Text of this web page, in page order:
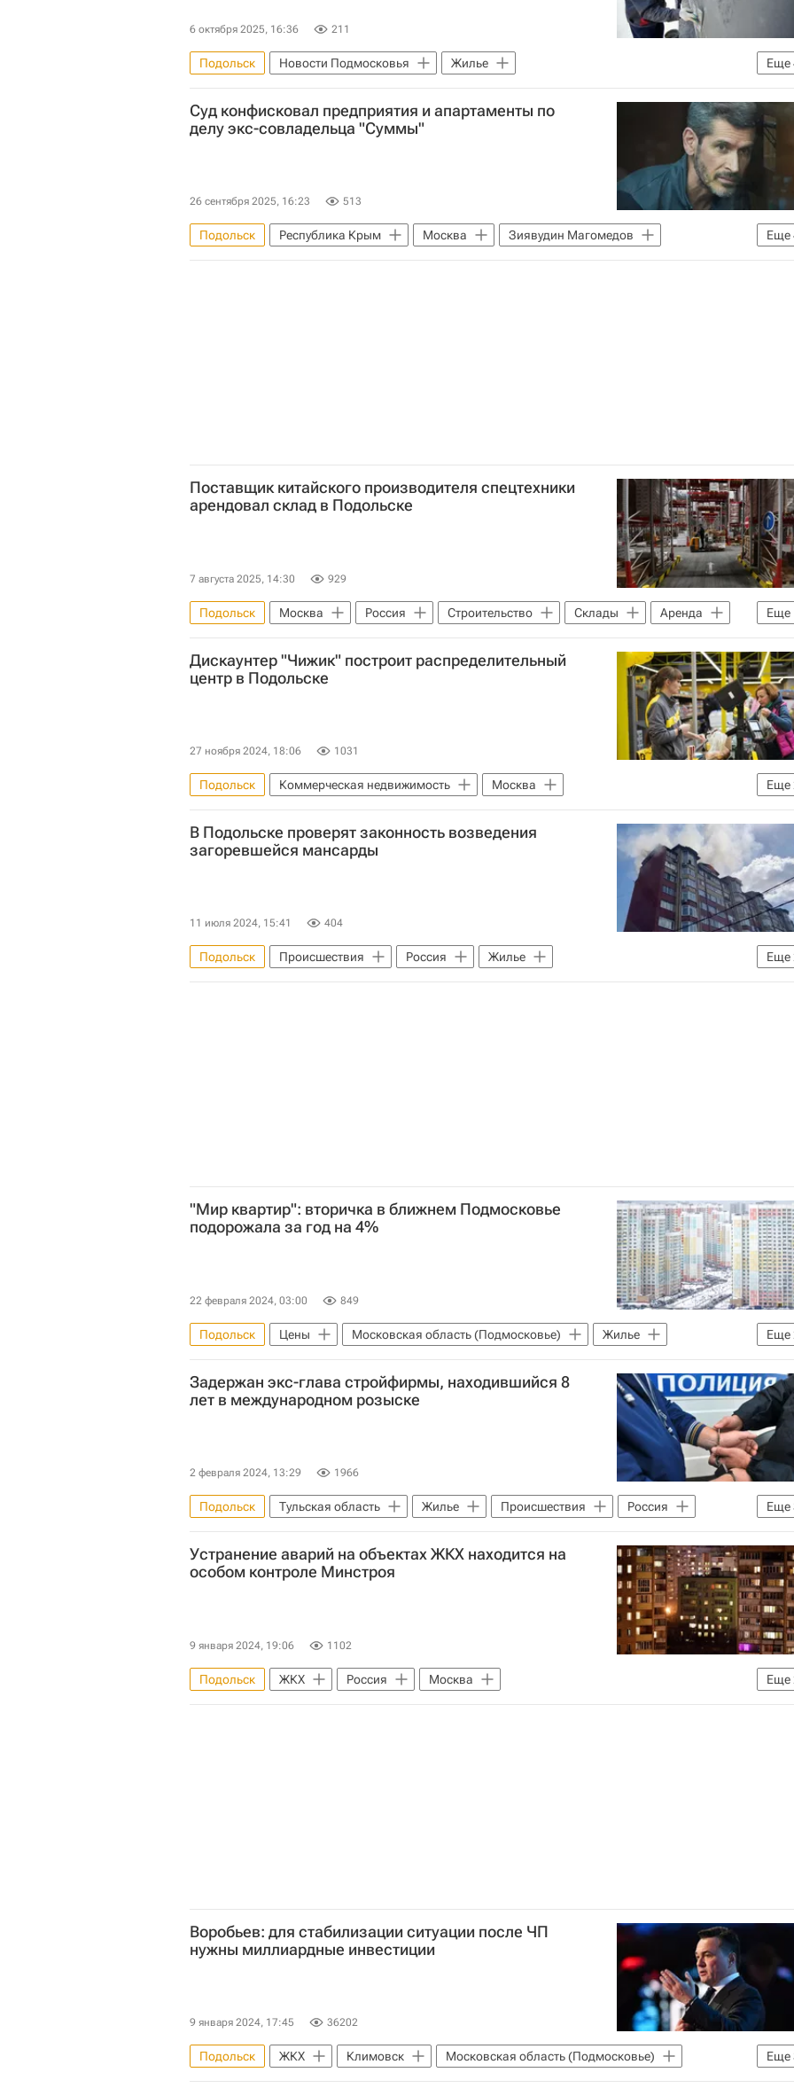
6 октября 2025, 16:36 211
Еще
Подольск Новости Подмосковья
Жилье
Московская область (Подмосковье)
Пушкин
Андрей Воробьев
Капремонт
Суд конфисковал предприятия и апартаменты по
делу экс-совладельца "Суммы"
26 сентября 2025, 16:23 513
Еще
Подольск Республика Крым Москва
Зиявудин Магомедов
Московский городской суд
Сумма Forbes Криминал
Поставщик китайского производителя спецтехники
арендовал склад в Подольске
7 августа 2025, 14:30 929
Еще
Подольск Москва Россия Строительство Склады
Аренда
Коммерческая недвижимость
Дискаунтер "Чижик" построит распределительный
центр в Подольске
27 ноября 2024, 18:06 1031
Еще
Подольск Коммерческая недвижимость
Москва
Московская область (Подмосковье)
Главгосстройнадзор
В Подольске проверят законность возведения
загоревшейся мансарды
11 июля 2024, 15:41 404
Еще
Подольск Происшествия Россия
Жилье
МЧС России (Министерство РФ по делам гражданской обороны, чрезвычайным ситуациям и ликвидации последствий стихийных бедствий)
"Мир квартир": вторичка в ближнем Подмосковье
подорожала за год на 4%
22 февраля 2024, 03:00 849
Еще
Подольск Цены Московская область (Подмосковье)
Жилье
Щелково
Вторичное жилье
Задержан экс-глава стройфирмы, находившийся 8
лет в международном розыске
2 февраля 2024, 13:29 1966
Еще
Подольск Тульская область Жилье Происшествия
Россия
Ольга Врадий
Следственный комитет России (СК РФ) Криминал
Устранение аварий на объектах ЖКХ находится на
особом контроле Минстроя
9 января 2024, 19:06 1102
Еще
Подольск ЖКХ Россия
Москва
Министерство строительства и жилищно-коммунального хозяйства РФ (Минстрой России)
Воробьев: для стабилизации ситуации после ЧП
нужны миллиардные инвестиции
9 января 2024, 17:45 36202
Еще
Подольск ЖКХ Климовск
Московская область (Подмосковье)
Андрей Воробьев
Следственный комитет России (СК РФ) Происшествия